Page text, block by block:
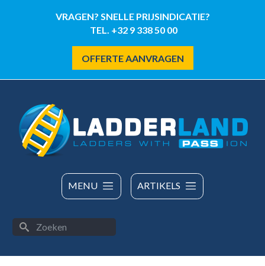
VRAGEN? SNELLE PRIJSINDICATIE?
TEL. +32 9 338 50 00
OFFERTE AANVRAGEN
MENU ARTIKELS